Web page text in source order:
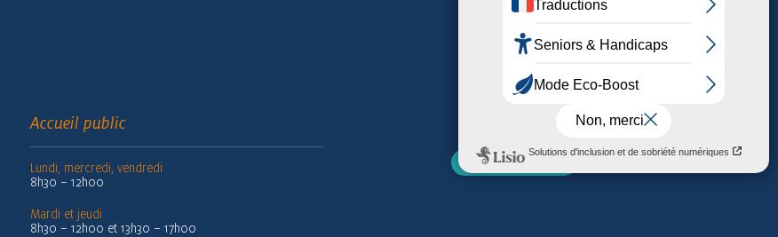
Accueil public
Lundi, mercredi, vendredi
8h30 – 12h00
Mardi et jeudi
8h30 – 12h00 et 13h30 – 17h00
Nos parutions